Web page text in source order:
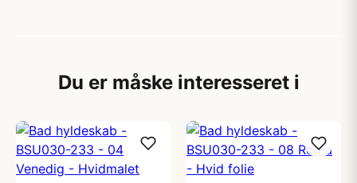
Du er måske interesseret i